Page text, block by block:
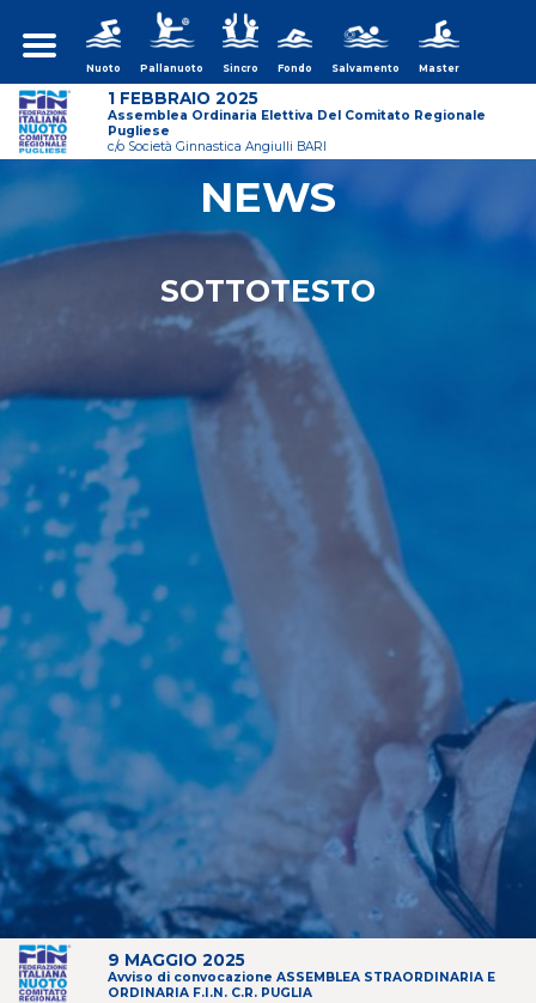
Nuoto Pallanuoto Sincro Fondo Salvamento Master
1 FEBBRAIO 2025
Assemblea Ordinaria Elettiva Del Comitato Regionale
Pugliese
c/o Società Ginnastica Angiulli BARI
9 MAGGIO 2025
Avviso di convocazione ASSEMBLEA STRAORDINARIA E
ORDINARIA F.I.N. C.R. PUGLIA
NEWS
SOTTOTESTO
assemblea-